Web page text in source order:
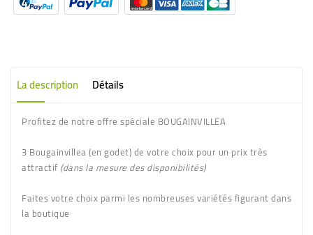
La description Détails
Profitez de notre offre spéciale BOUGAINVILLEA
3 Bougainvillea(en godet) de votre choix pour un prix très
attractif(dans la mesure des disponibilités)
Faites votre choix parmi les nombreuses variétés figurant dans
la boutique